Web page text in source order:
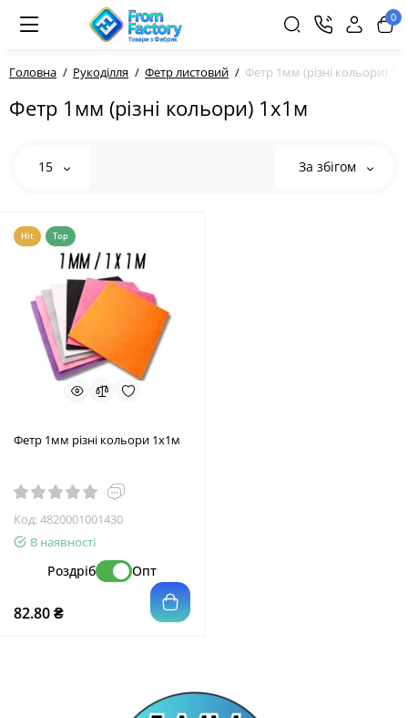
0
Головна Рукоділля Фетр листовий Фетр 1мм (різні кольори)
Фетр 1мм (різні кольори) 1х1м
15 За збігом
Hit Top
Фетр 1мм різні кольори 1х1м
Код:4820001001430
В наявності
Роздріб Опт
82.80 ₴